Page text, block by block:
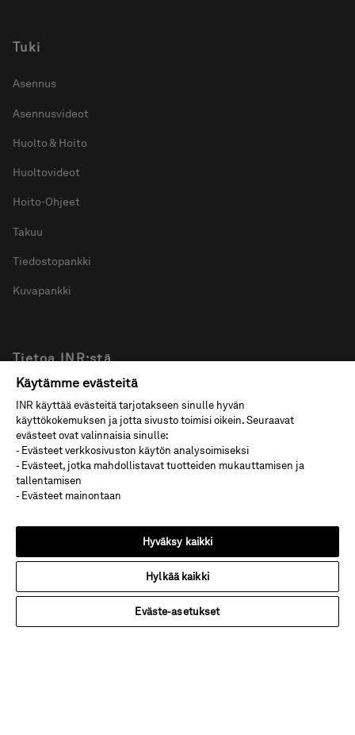
Tuki
Asennus
Asennusvideot
Huolto & Hoito
Huoltovideot
Hoito-Ohjeet
Takuu
Tiedostopankki
Kuvapankki
Tietoa INR:stä
Laatu
Ympäristövastuu
Ota Yhteyttä
Käytämme evästeitä
INR käyttää evästeitä tarjotakseen sinulle hyvän
käyttökokemuksen ja jotta sivusto toimisi oikein. Seuraavat
evästeet ovat valinnaisia sinulle:
- Evästeet verkkosivuston käytön analysoimiseksi
- Evästeet, jotka mahdollistavat tuotteiden mukauttamisen ja
tallentamisen
- Evästeet mainontaan
Hyväksy kaikki
Hylkää kaikki
Eväste-asetukset